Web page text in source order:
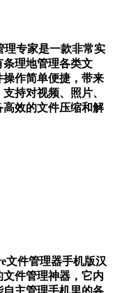
理专家是一款非常实
条理地管理各类文
作简单便捷，带来
持对视频、照片、
效的文件压缩和解
文件管理器手机版汉
件管理神器，它内
主管理手机里的各